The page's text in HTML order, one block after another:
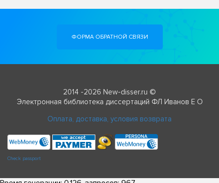
ФОРМА ОБРАТНОЙ СВЯЗИ
2014 -2026 New-disser.ru ©
Электронная библиотека диссертаций ФЛ Иванов Е О
Оплата, доставка, условия возврата
Check passport